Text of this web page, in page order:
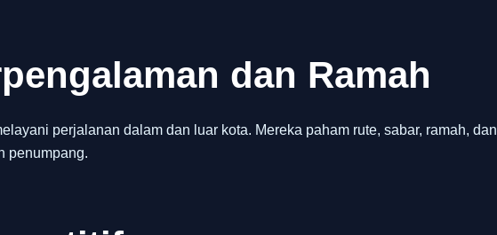
dan Ramah
perjalanan dalam dan luar kota. Mereka paham rute, sabar, ramah, dan
penumpang.